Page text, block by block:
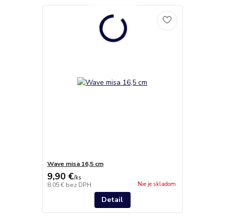
Wave misa 16,5 cm
9,90 €/ks
8,05 € bez DPH Nie je skladom
Detail